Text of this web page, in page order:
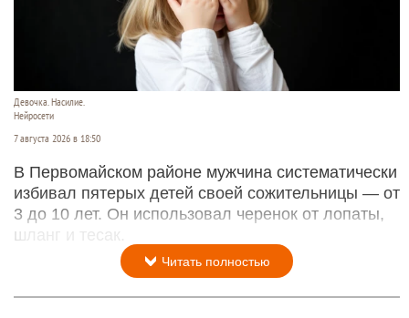
Девочка. Насилие.
Нейросети
7 августа 2026 в 18:50
В Первомайском районе мужчина систематически
избивал пятерых детей своей сожительницы — от
3 до 10 лет. Он использовал черенок от лопаты,
шланг и тесак.
Читать полностью